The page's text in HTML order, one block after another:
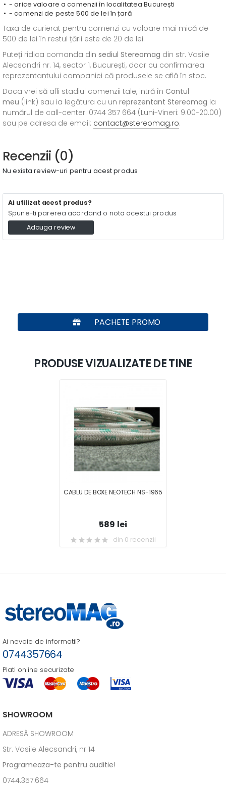
- orice valoare a comenzii în localitatea București
- comenzi de peste 500 de lei în țară
Taxa de curierat pentru comenzi cu valoare mai mică de
500 de lei în restul țării este de 20 de lei.
Puteți ridica comanda din sediul Stereomag din str. Vasile
Alecsandri nr. 14, sector 1, București, doar cu confirmarea
reprezentantului companiei că produsele se află în stoc.
Daca vrei să afli stadiul comenzii tale, intră în Contul
meu (link) sau ia legătura cu un reprezentant Stereomag la
numărul de call-center: 0744 357 664 (Luni-Vineri: 9.00-20.00)
sau pe adresa de email: contact@stereomag.ro.
Recenzii (0)
Nu exista review-uri pentru acest produs
Ai utilizat acest produs?
Spune-ti parerea acordand o nota acestui produs
Adauga review
PACHETE PROMO
PRODUSE VIZUALIZATE DE TINE
CABLU DE BOXE NEOTECH NS-1965
589 lei
din 0 recenzii
Ai nevoie de informatii?
0744357664
Plati online securizate
SHOWROOM
ADRESĂ SHOWROOM
Str. Vasile Alecsandri, nr 14
Programeaza-te pentru auditie!
0744.357.664